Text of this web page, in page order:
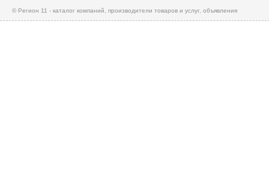
© Регион 11 - каталог компаний, производители товаров и услуг, объявления